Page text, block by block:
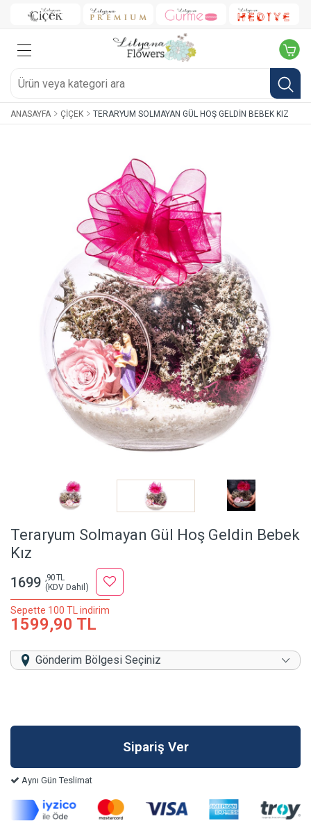
ANASAYFA ÇIÇEK TERARYUM SOLMAYAN GÜL HOŞ GELDIN BEBEK KIZ
Teraryum Solmayan Gül Hoş Geldin Bebek
Kız
1699 ,90 TL
(KDV Dahil)
Sepette 100 TL indirim
1599,90 TL
Gönderim Bölgesi Seçiniz
Aynı Gün Teslimat